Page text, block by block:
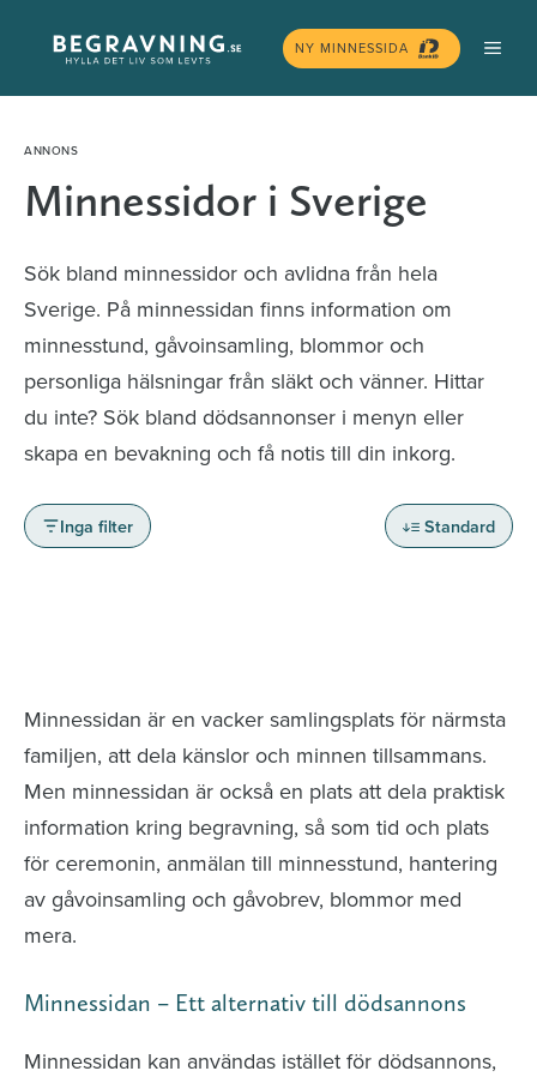
innehåll
NY MINNESSIDA
Minnessidor i Sverige
Sök bland minnessidor och avlidna från hela
Sverige. På minnessidan finns information om
minnesstund, gåvoinsamling, blommor och
personliga hälsningar från släkt och vänner. Hittar
du inte? Sök bland dödsannonser i menyn eller
skapa en bevakning och få notis till din inkorg.
Inga filter Standard
Minnessidan är en vacker samlingsplats för närmsta
familjen, att dela känslor och minnen tillsammans.
Men minnessidan är också en plats att dela praktisk
information kring begravning, så som tid och plats
för ceremonin, anmälan till minnesstund, hantering
av gåvoinsamling och gåvobrev, blommor med
mera.
Minnessidan – Ett alternativ till dödsannons
Minnessidan kan användas istället för dödsannons,